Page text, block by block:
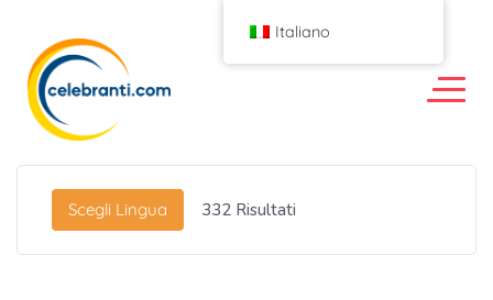
Scegli Lingua 332 Risultati
Italiano